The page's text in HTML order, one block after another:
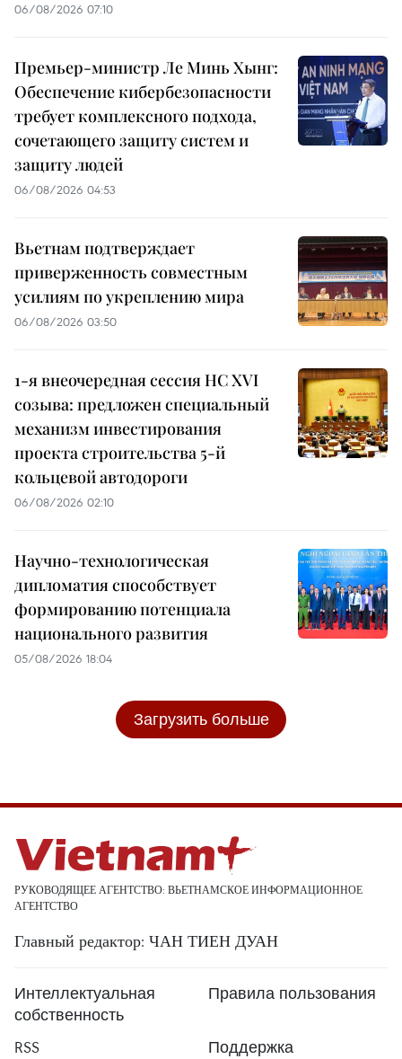
06/08/2026 07:10
Премьер-министр Ле Минь Хынг:
Обеспечение кибербезопасности
требует комплексного подхода,
сочетающего защиту систем и
защиту людей
06/08/2026 04:53
Вьетнам подтверждает
приверженность совместным
усилиям по укреплению мира
06/08/2026 03:50
1-я внеочередная сессия НС XVI
созыва: предложен специальный
механизм инвестирования
проекта строительства 5-й
кольцевой автодороги
06/08/2026 02:10
Научно-технологическая
дипломатия способствует
формированию потенциала
национального развития
05/08/2026 18:04
Загрузить больше
РУКОВОДЯЩЕЕ АГЕНТСТВО: ВЬЕТНАМСКОЕ ИНФОРМАЦИОННОЕ
АГЕНТСТВО
Главный редактор: ЧАН ТИЕН ДУАН
Интеллектуальная
собственность
Правила пользования
RSS Поддержка